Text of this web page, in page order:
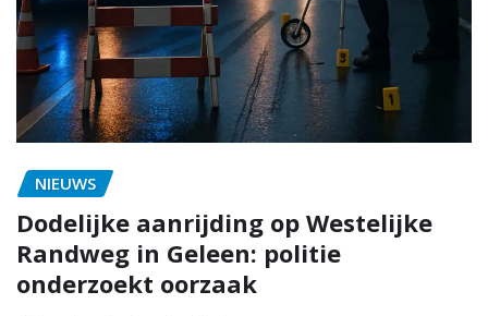
NIEUWS
Dodelijke aanrijding op Westelijke
Randweg in Geleen: politie
onderzoekt oorzaak